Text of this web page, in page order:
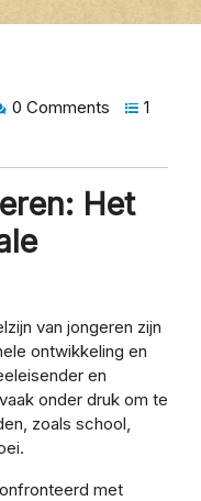
0 Comments
1
Het
van jongeren zijn
ontwikkeling en
en
onder druk om te
zoals school,
met